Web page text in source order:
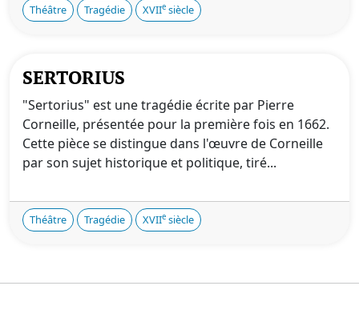
Théâtre Tragédie XVIIe siècle
SERTORIUS
"Sertorius" est une tragédie écrite par Pierre
Corneille, présentée pour la première fois en 1662.
Cette pièce se distingue dans l'œuvre de Corneille
par son sujet historique et politique, tiré...
Théâtre Tragédie XVIIe siècle